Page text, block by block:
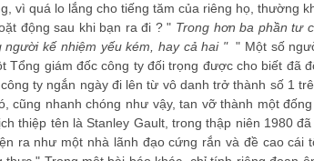
vì quá lo lắng cho tiếng tăm của riêng họ, thường
động sau khi bạn ra đi ? " Trong hơn ba phần tư
người kế nhiệm yếu kém, hay cả hai "" Một số
giám đốc công ty đối trọng được cho biết đã
ty ngắn ngày đi lên từ vô danh trở thành số 1
cũng nhanh chóng như vậy, tan vỡ thành một
thiệp tên là Stanley Gault, trong thập niên 1980
ra như một nhà lãnh đạo cứng rắn và đề cao cái